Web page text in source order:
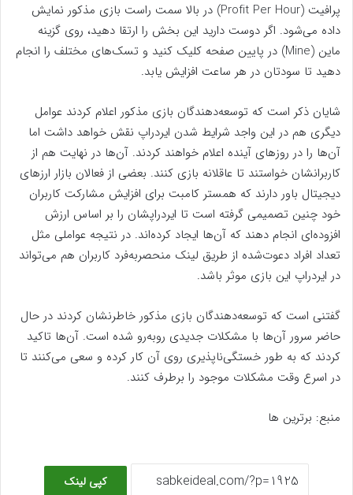
پرافیت (Profit Per Hour) در بالا سمت راست بازی مذکور نمایش
داده‌ می‌شود. اگر دوست دارید این بخش را ارتقا دهید، روی گزینه
ماین (Mine) در پایین صفحه کلیک کنید و تسک‌های مختلف را انجام
دهید تا سودتان در هر ساعت افزایش یابد.
شایان ذکر است که توسعه‌دهندگان بازی مذکور اعلام کردند عوامل
دیگری هم در این واجد شرایط شدن ایردراپ نقش خواهد داشت اما
آن‌ها را در روزهای آینده اعلام خواهند کردند. آن‌ها در نهایت هم از
کاربرانشان خواستند تا عاقلانه بازی کنند. بعضی از فعالان بازار ارزهای
دیجیتال باور دارند که همستر کامبت برای افزایش مشارکت کاربران
خود چنین تصمیمی گرفته‌ است تا ایردراپشان را بر اساس ارزش
افزوده‌‌ای انجام دهند که آن‌ها ایجاد کرده‌اند. در نتیجه عواملی مثل
تعداد افراد دعوت‌شده از طریق لینک منحصربه‌فرد کاربران هم می‌تواند
در ایردراپ این بازی موثر باشد.
گفتنی است که توسعه‌دهندگان بازی مذکور خاطرنشان کردند در حال
حاضر سرور آن‌ها با مشکلات جدیدی روبه‌رو شده‌ است. آن‌ها تاکید
کردند که به طور خستگی‌ناپذیری روی آن کار کرده و سعی می‌کنند تا
در اسرع وقت مشکلات موجود را برطرف کنند.
منبع: برترین ها
کپی لینک